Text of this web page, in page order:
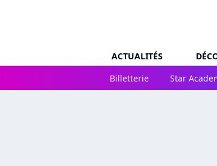
ACTUALITÉS
Billetterie
Star